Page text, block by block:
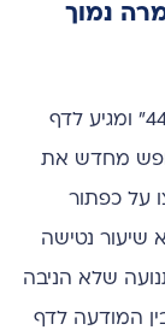
נמוך
כאשר גולש מחפש "נעלי ריצה לגברים מידה 44" ומגיע לדף
מחדש את
על כפתור
שיעור נטישה
שלא הניבה
המודעה לדף